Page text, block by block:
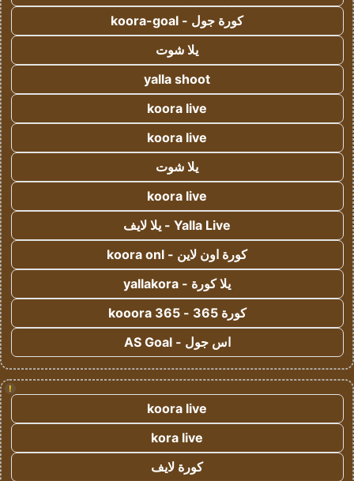
كورة جول - koora-goal
يلا شوت
yalla shoot
koora live
koora live
يلا شوت
koora live
Yalla Live - يلا لايف
كورة اون لاين - koora onl
يلا كورة - yallakora
كورة 365 - kooora 365
اس جول - AS Goal
!
koora live
kora live
كورة لايف